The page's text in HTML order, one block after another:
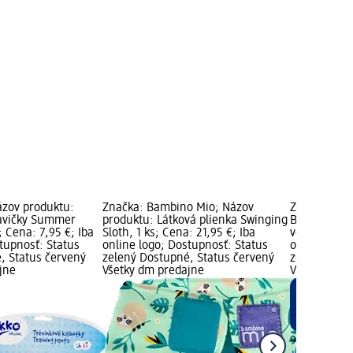
produktu:
Summer
Cena: 7,95 €; Iba
Status
Status červený
Značka: Bambino Mio; Názov
produktu: Látková plienka Swinging
Sloth, 1 ks; Cena: 21,95 €; Iba
online logo; Dostupnosť: Status
zelený Dostupné, Status červený
Všetky dm predajne
Značka:
Bavlnené
veľkosť M,
online
zelený
Všetky dm
9,95 €